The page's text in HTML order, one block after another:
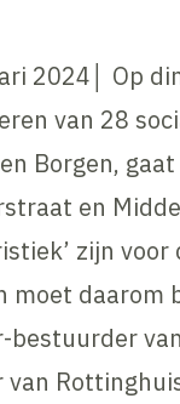
2024│ Op
van 28
Borgen,
en
zijn
moet daarom